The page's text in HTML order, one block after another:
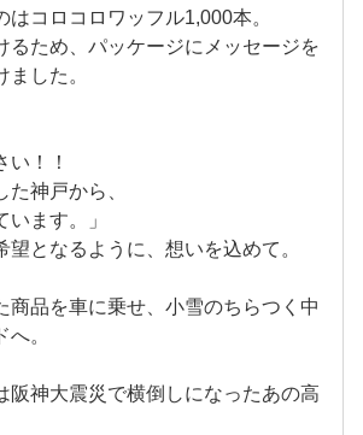
2020年8月
2020年2月
2020年1月
2019年10月
はコロコロワッフル1,000本。
るため、パッケージにメッセージを
した。
い！！
神戸から、
ます。」
望となるように、想いを込めて。
商品を車に乗せ、小雪のちらつく中
。
阪神大震災で横倒しになったあの高